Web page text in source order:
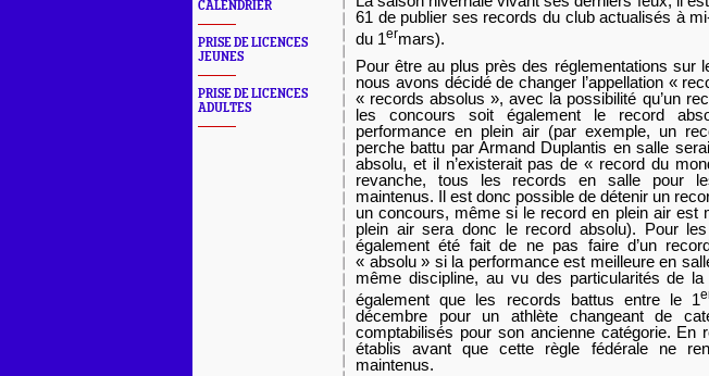
CALENDRIER
PRISE DE LICENCES
JEUNES
PRISE DE LICENCES
ADULTES
61 de publier ses records du club actualisés à
du 1ermars).
Pour être au plus près des réglementations sur
nous avons décidé de changer l’appellation «
« records absolus », avec la possibilité qu’un
les concours soit également le record
performance en plein air (par exemple, un
perche battu par Armand Duplantis en salle
absolu, et il n’existerait pas de « record du
revanche, tous les records en salle pour
maintenus. Il est donc possible de détenir un
un concours, même si le record en plein air est
plein air sera donc le record absolu). Pour
également été fait de ne pas faire d’un
« absolu » si la performance est meilleure en
même discipline, au vu des particularités de
également que les records battus entre le 1
décembre pour un athlète changeant de
comptabilisés pour son ancienne catégorie. En
établis avant que cette règle fédérale ne
maintenus.